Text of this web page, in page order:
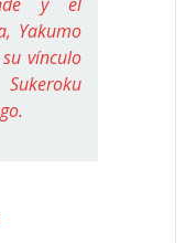
y el
Yakumo
vínculo